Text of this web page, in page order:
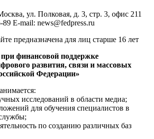
ул. Полковая, д. 3, стр. 3, офис 211
E-mail: news@fedpress.ru
предназначена для лиц старше 16 лет
финансовой поддержке
развития, связи и массовых
Федерации»
исследований в области медиа;
для обучения специалистов в
по созданию различных баз